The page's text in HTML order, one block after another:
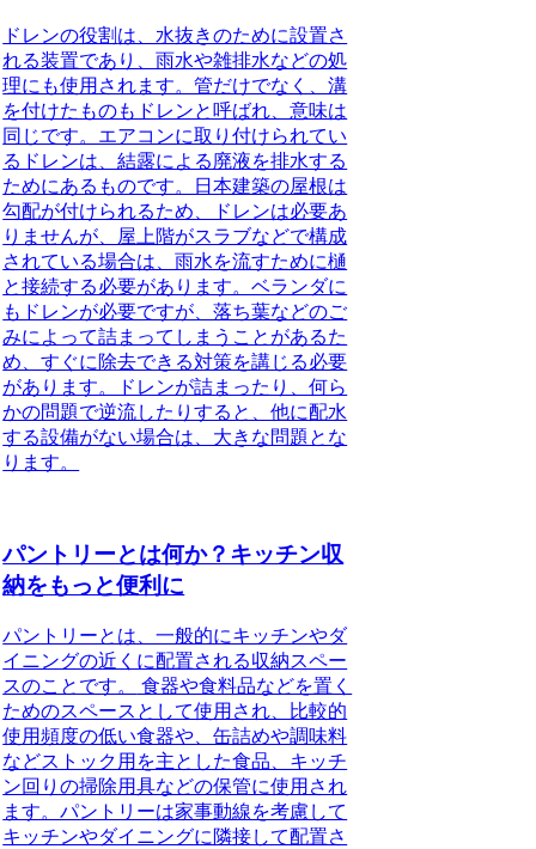
ドレンの役割 は、水抜きのために設置さ
れる装置であり、雨水や雑排水などの処
理にも使用されます。管だけでなく、溝
を付けたものもドレンと呼ばれ、意味は
同じです。エアコンに取り付けられてい
るドレンは、結露による廃液を排水する
ためにあるものです。日本建築の屋根は
勾配が付けられるため、ドレンは必要あ
りませんが、屋上階がスラブなどで構成
されている場合は、雨水を流すために樋
と接続する必要があります。ベランダに
もドレンが必要ですが、落ち葉などのご
みによって詰まってしまうことがあるた
め、すぐに除去できる対策を講じる必要
があります。ドレンが詰まったり、何ら
かの問題で逆流したりすると、他に配水
する設備がない場合は、大きな問題とな
ります。
パントリーとは何か？キッチン収
納をもっと便利に
パントリーとは、一般的にキッチンやダ
イニングの近くに配置される収納スペー
スのことです。
食器や食料品などを置く
ためのスペースとして使用され、比較的
使用頻度の低い食器や、缶詰めや調味料
などストック用を主とした食品、キッチ
ン回りの掃除用具などの保管に使用され
ます。パントリーは家事動線を考慮して
キッチンやダイニングに隣接して配置さ